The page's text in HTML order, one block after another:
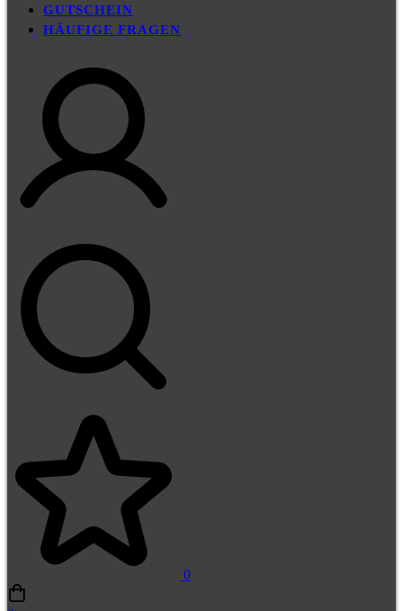
GUTSCHEIN
HÄUFIGE FRAGEN
0